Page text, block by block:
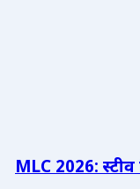
MLC 2026: